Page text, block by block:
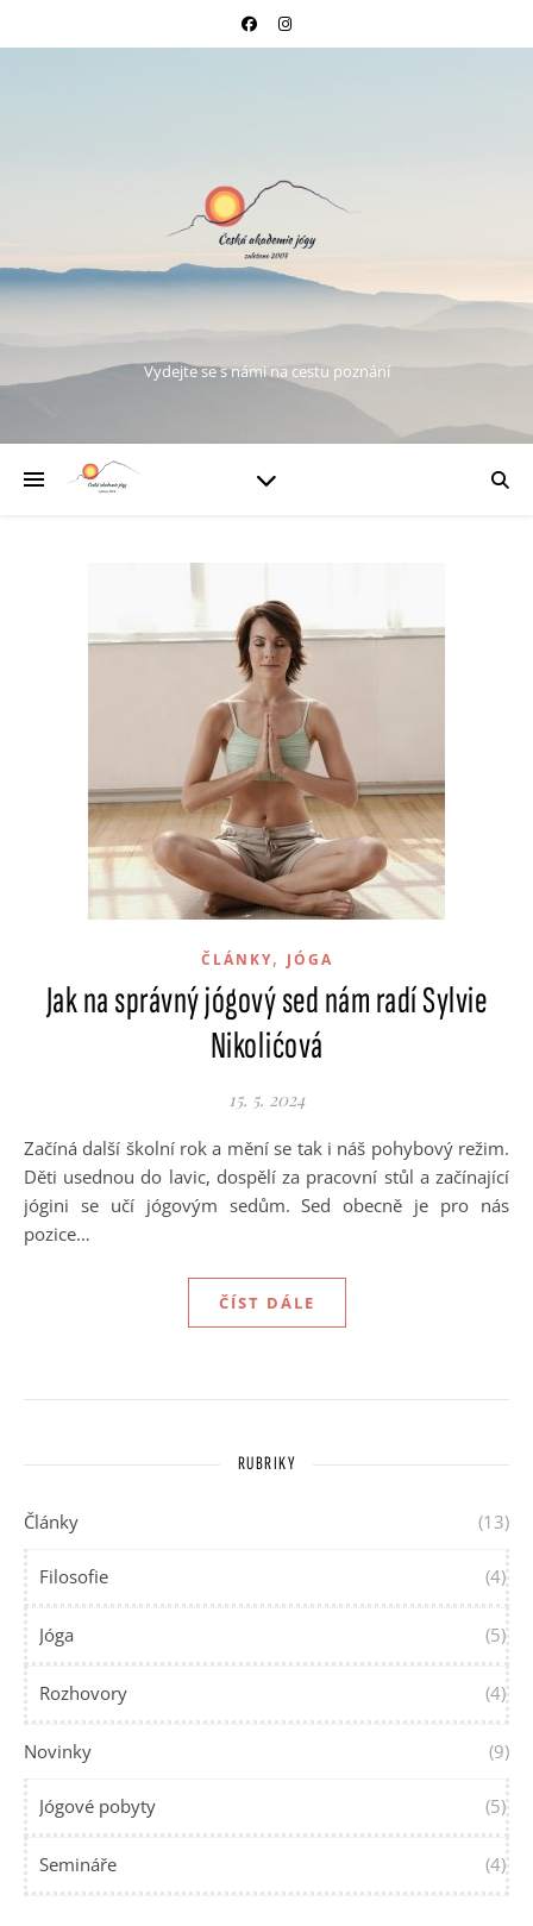
Vydejte se s námi na cestu poznání
ČLÁNKY, JÓGA
Jak na správný jógový sed nám radí Sylvie
Nikolićová
15. 5. 2024
Začíná další školní rok a mění se tak i náš pohybový režim.
Děti usednou do lavic, dospělí za pracovní stůl a začínající
jógini se učí jógovým sedům. Sed obecně je pro nás
pozice…
ČÍST DÁLE
RUBRIKY
Články (13)
Filosofie (4)
Jóga (5)
Rozhovory (4)
Novinky (9)
Jógové pobyty (5)
Semináře (4)